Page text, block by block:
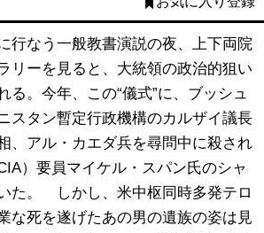
行なう一般教書演説の夜、上下両院
リーを見ると、大統領の政治的狙い
る。今年、この“儀式”に、ブッシュ
スタン暫定行政機構のカルザイ議長
、アル・カエダ兵を尋問中に殺され
）要員マイケル・スパン氏のシャ
た。 しかし、米中枢同時多発テロ
な死を遂げたあの男の遺族の姿は見